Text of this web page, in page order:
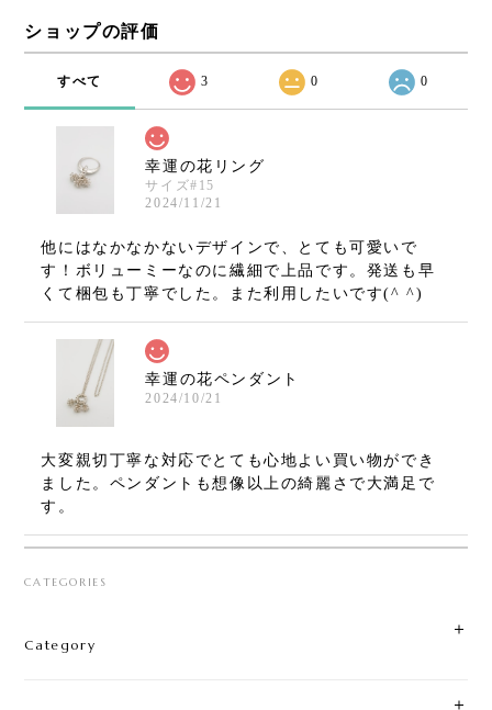
ショップの評価
すべて 3 0 0
幸運の花リング
サイズ#15
2024/11/21
他にはなかなかないデザインで、とても可愛いで
す！ボリューミーなのに繊細で上品です。発送も早
くて梱包も丁寧でした。また利用したいです(^ ^)
幸運の花ペンダント
2024/10/21
大変親切丁寧な対応でとても心地よい買い物ができ
ました。ペンダントも想像以上の綺麗さで大満足で
す。
CATEGORIES
Category